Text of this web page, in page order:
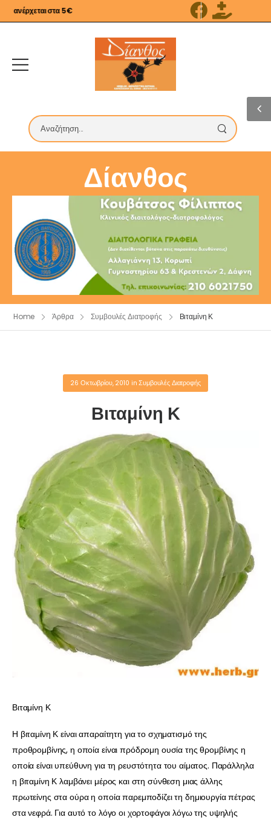
ανέρχεται στα 5€
Δίανθος
Home Άρθρα Συμβουλές Διατροφής Βιταμίνη Κ
26 Οκτωβρίου, 2010 inΣυμβουλές Διατροφής
Βιταμίνη Κ
Βιταμίνη Κ
Η βιταμίνη Κ είναι απαραίτητη για το σχηματισμό της
προθρομβίνης, η οποία είναι πρόδρομη ουσία της θρομβίνης η
οποία είναι υπεύθυνη για τη ρευστότητα του αίματος. Παράλληλα
η βιταμίνη Κ λαμβάνει μέρος και στη σύνθεση μιας άλλης
πρωτείνης στα ούρα η οποία παρεμποδίζει τη δημιουργία πέτρας
στα νεφρά. Για αυτό το λόγο οι χορτοφάγοι λόγω της υψηλής